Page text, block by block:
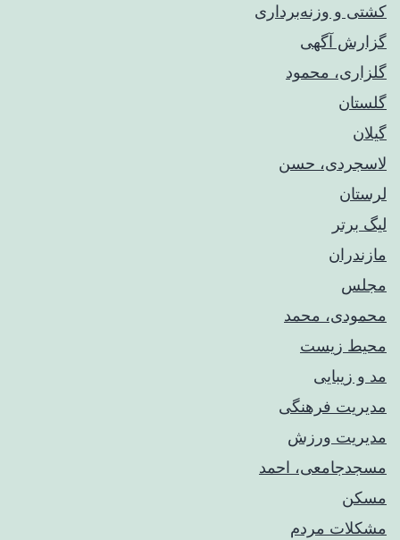
کشتی و وزنه‌برداری
گزارش آگهی
گلزاری، محمود
گلستان
گیلان
لاسجردی، حسن
لرستان
لیگ برتر
مازندران
مجلس
محمودی، محمد
محیط زیست
مد و زیبایی
مدیریت فرهنگی
مدیریت ورزش
مسجدجامعی، احمد
مسکن
مشکلات مردم